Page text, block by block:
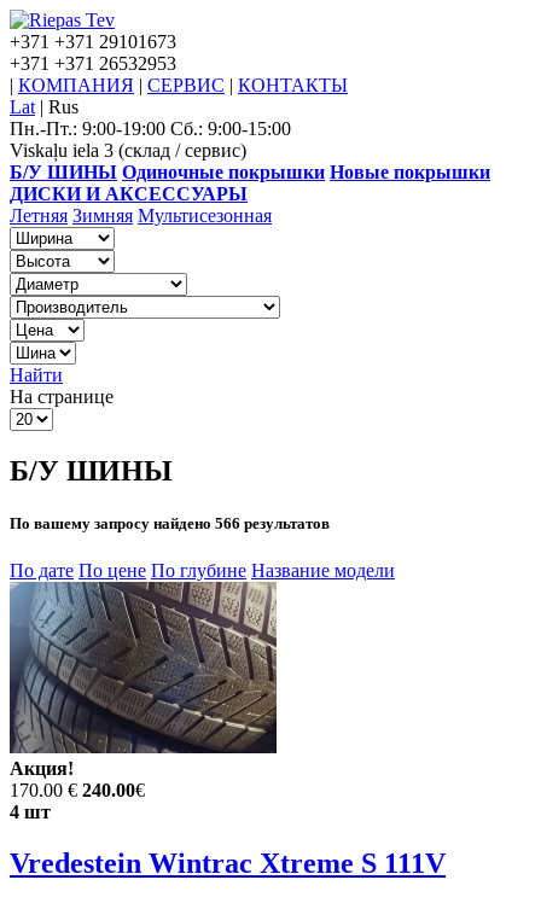
+371 +371 29101673
+371 +371 26532953
| КОМПАНИЯ | СЕРВИС | КОНТАКТЫ
Lat | Rus
Пн.-Пт.: 9:00-19:00 Сб.: 9:00-15:00
Viskaļu iela 3 (склад / сервис)
Б/У ШИНЫ Одиночные покрышки Новые покрышки
ДИСКИ И АКСЕССУАРЫ
Летняя Зимняя Мультисезонная
Найти
На странице
Б/У ШИНЫ
По вашему запросу найдено 566 результатов
По дате По цене По глубине Название модели
Акция!
170.00 € 240.00€
4 шт
Vredestein Wintrac Xtreme S 111V